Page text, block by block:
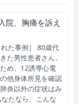
院、胸痛を訴え
た事例］ 80歳代
た男性患者さん。
め、12誘導心電
他身体所見を確認
炎以外の症状はみ
たなら、こんな